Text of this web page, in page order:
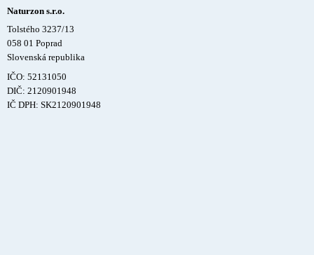
Naturzon s.r.o.
Tolstého 3237/13
058 01 Poprad
Slovenská republika
IČO: 52131050
DIČ: 2120901948
IČ DPH: SK2120901948